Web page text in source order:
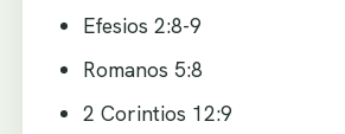
Efesios 2:8-9
Romanos 5:8
2 Corintios 12:9